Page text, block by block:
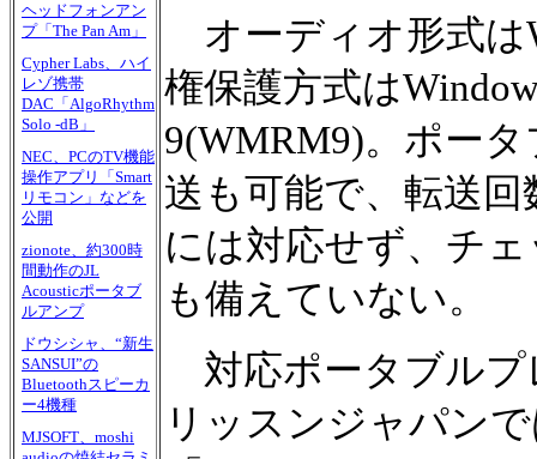
ヘッドフォンアン
プ「The Pan Am」
Cypher Labs、ハイ
レゾ携帯
DAC「AlgoRhythm
Solo -dB」
NEC、PCのTV機能
操作アプリ「Smart
リモコン」などを
公開
zionote、約300時
間動作のJL
Acousticポータブ
ルアンプ
ドウシシャ、“新生
SANSUI”の
Bluetoothスピーカ
ー4機種
MJSOFT、moshi
オーディオ形式は
権保護方式は
9(WMRM9)。ポー
送も可能で、転送
には対応せず、チ
も備えていない。
対応ポータブルプ
リッスンジャパン